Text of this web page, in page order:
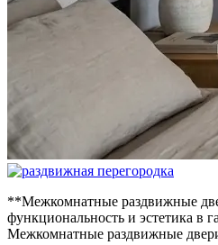
**Межкомнатные раздвижные
функциональность и эстетика в
Межкомнатные раздвижные